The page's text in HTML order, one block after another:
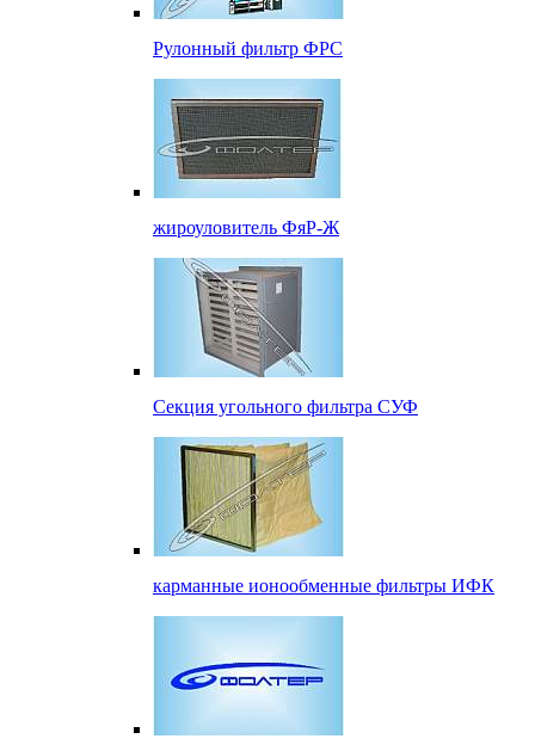
Рулонный фильтр ФРС
жироуловитель ФяР-Ж
Секция угольного фильтра СУФ
карманные ионообменные фильтры ИФК